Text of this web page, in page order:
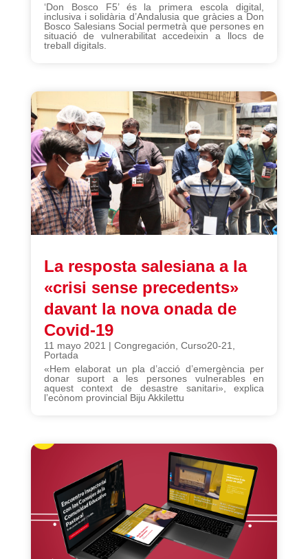
‘Don Bosco F5’ és la primera escola digital,
inclusiva i solidària d’Andalusia que gràcies a Don
Bosco Salesians Social permetrà que persones en
situació de vulnerabilitat accedeixin a llocs de
treball digitals.
La resposta salesiana a la
«crisi sense precedents»
davant la nova onada de
Covid-19
11 mayo 2021 | Congregación Curso20-21
Portada
«Hem elaborat un pla d’acció d’emergència per
donar suport a les persones vulnerables en
aquest context de desastre sanitari», explica
l’ecònom provincial Biju Akkilettu